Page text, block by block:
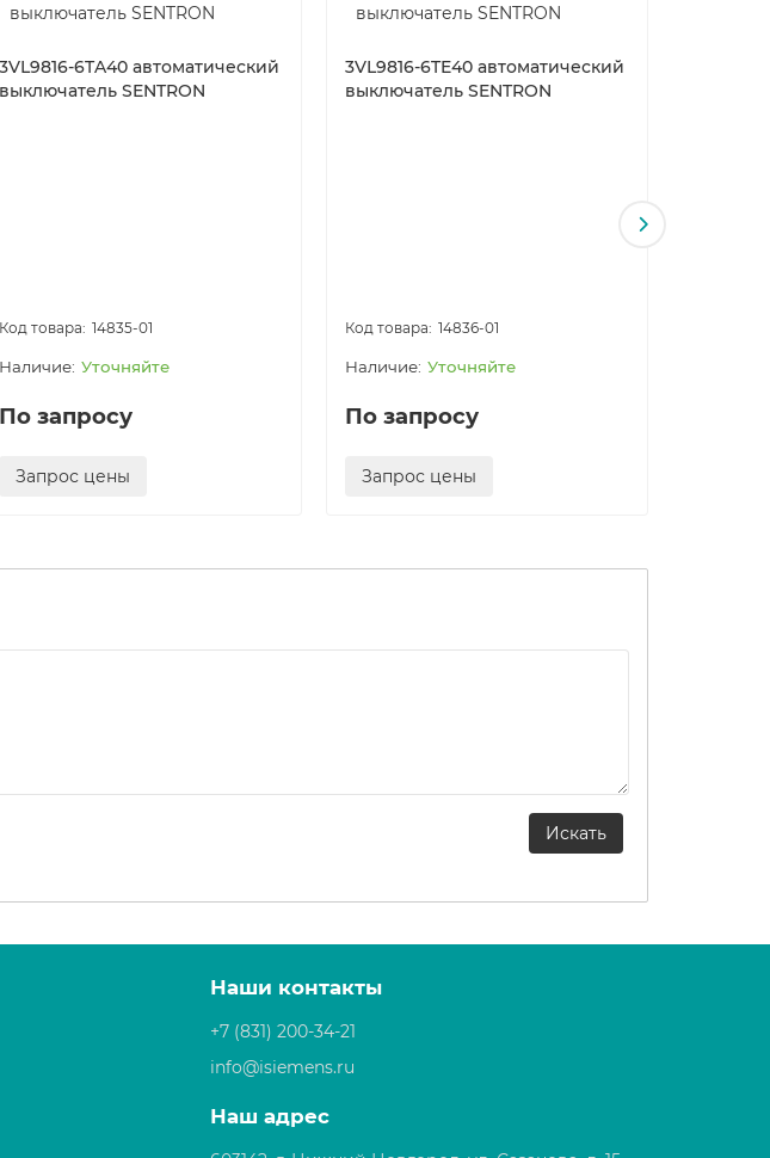
3VL9816-6TA40 автоматический
выключатель SENTRON
14835-01
Уточняйте
По запросу
Запрос цены
3VL9816-6TE40 автоматический
выключатель SENTRON
14836-01
Уточняйте
По запросу
Запрос цены
Наши контакты
+7 (831) 200-34-21
info@isiemens.ru
Наш адрес